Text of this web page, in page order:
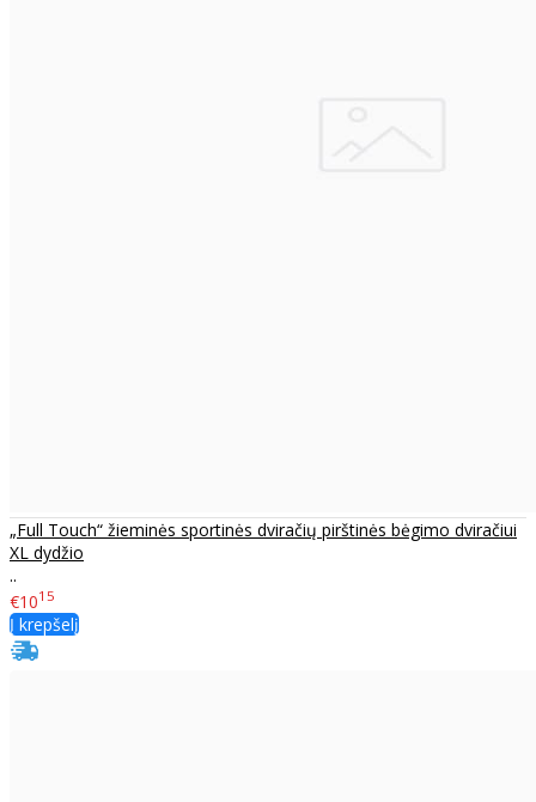
„Full Touch“ žieminės sportinės dviračių pirštinės bėgimo dviračiui
XL dydžio
..
€1015
Į krepšelį